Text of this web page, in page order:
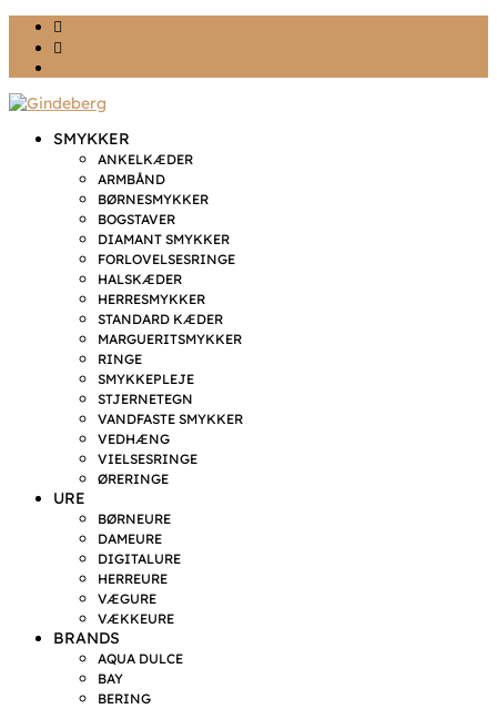
SMYKKER
ANKELKÆDER
ARMBÅND
BØRNESMYKKER
BOGSTAVER
DIAMANT SMYKKER
FORLOVELSESRINGE
HALSKÆDER
HERRESMYKKER
STANDARD KÆDER
MARGUERITSMYKKER
RINGE
SMYKKEPLEJE
STJERNETEGN
VANDFASTE SMYKKER
VEDHÆNG
VIELSESRINGE
ØRERINGE
URE
BØRNEURE
DAMEURE
DIGITALURE
HERREURE
VÆGURE
VÆKKEURE
BRANDS
AQUA DULCE
BAY
BERING